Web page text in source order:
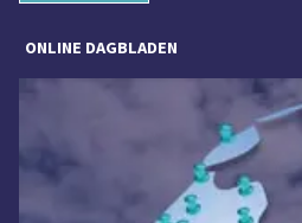
ONLINE DAGBLADEN